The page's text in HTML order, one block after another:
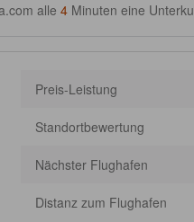
alle 4 Minuten eine
Preis-Leistung
Standortbewertung
Nächster Flughafen
Distanz zum Flughafen